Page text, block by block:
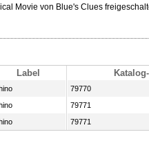
Movie von Blue's Clues
Label
79770
79771
79771